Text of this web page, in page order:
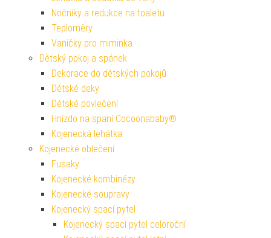
Nočníky a redukce na toaletu
Teploměry
Vaničky pro miminka
Dětský pokoj a spánek
Dekorace do dětských pokojů
Dětské deky
Dětské povlečení
Hnízdo na spaní Cocoonababy®
Kojenecká lehátka
Kojenecké oblečení
Fusaky
Kojenecké kombinézy
Kojenecké soupravy
Kojenecký spací pytel
Kojenecký spací pytel celoroční